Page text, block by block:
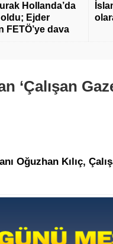
Hollanda’da
Ejder
FETÖ’ye dava
‘Çalışan
Oğuzhan Kılıç,